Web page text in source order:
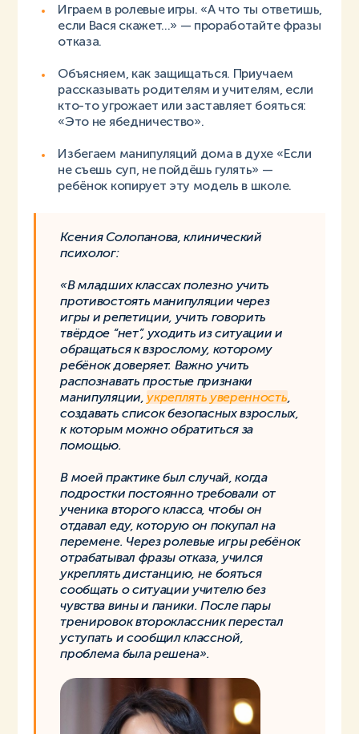
Играем в ролевые игры. «А что ты ответишь,
если Вася скажет...» — проработайте фразы
отказа.
Объясняем, как защищаться. Приучаем
рассказывать родителям и учителям, если
кто-то угрожает или заставляет бояться:
«Это не ябедничество».
Избегаем манипуляций дома в духе «Если
не съешь суп, не пойдёшь гулять» —
ребёнок копирует эту модель в школе.
Ксения Солопанова, клинический
психолог:
«В младших классах полезно учить
противостоять манипуляции через
игры и репетиции, учить говорить
твёрдое “нет”, уходить из ситуации и
обращаться к взрослому, которому
ребёнок доверяет. Важно учить
распознавать простые признаки
манипуляции, укреплять уверенность
создавать список безопасных взрослых,
к которым можно обратиться за
помощью.
В моей практике был случай, когда
подростки постоянно требовали от
ученика второго класса, чтобы он
отдавал еду, которую он покупал на
перемене. Через ролевые игры ребёнок
отрабатывал фразы отказа, учился
укреплять дистанцию, не бояться
сообщать о ситуации учителю без
чувства вины и паники. После пары
тренировок второклассник перестал
уступать и сообщил классной,
проблема была решена».